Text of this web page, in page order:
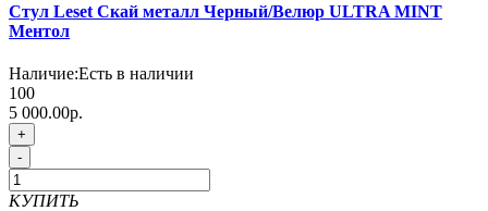
Стул Leset Скай металл Черный/Велюр ULTRA MINT
Ментол
Наличие:Есть в наличии
100
5 000.00р.
+
-
КУПИТЬ